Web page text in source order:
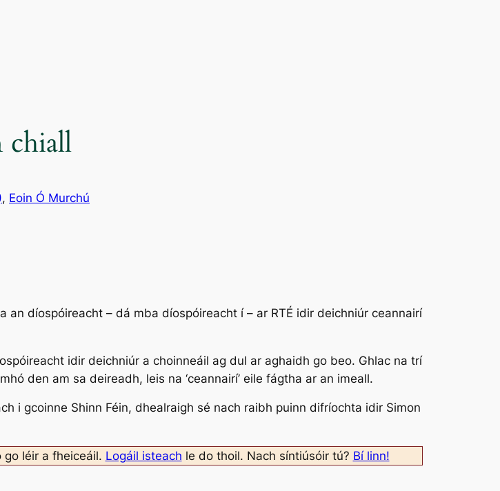
chiall
, Eoin Ó Murchú
díospóireacht – dá mba díospóireacht í – ar RTÉ idir deichniúr ceannairí
idir deichniúr a choinneáil ag dul ar aghaidh go beo. Ghlac na trí
den am sa deireadh, leis na ‘ceannairí’ eile fágtha ar an imeall.
i gcoinne Shinn Féin, dhealraigh sé nach raibh puinn difríochta idir Simon
léir a fheiceáil. Logáil isteach le do thoil. Nach síntiúsóir tú? Bí linn!